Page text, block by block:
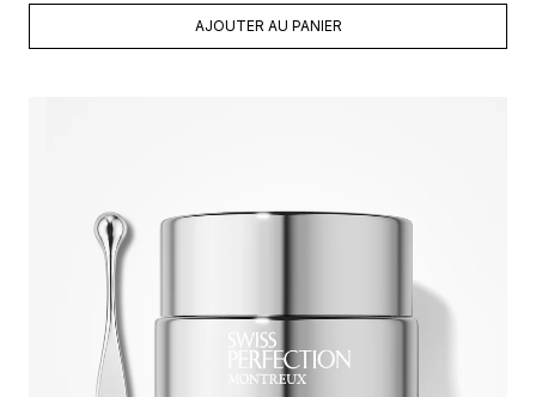
AJOUTER AU PANIER